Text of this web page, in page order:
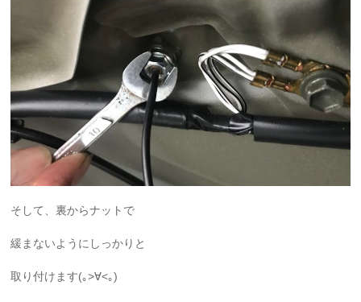
そして、裏からナットで
緩まないようにしっかりと
取り付けます(｡>∀<｡)